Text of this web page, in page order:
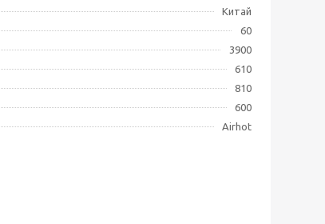
Китай
60
3900
610
810
600
Airhot